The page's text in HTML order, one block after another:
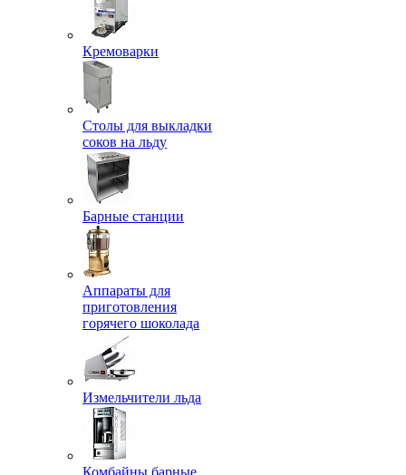
Кремоварки
Столы для выкладки
соков на льду
Барные станции
Аппараты для
приготовления
горячего шоколада
Измельчители льда
Комбайны барные